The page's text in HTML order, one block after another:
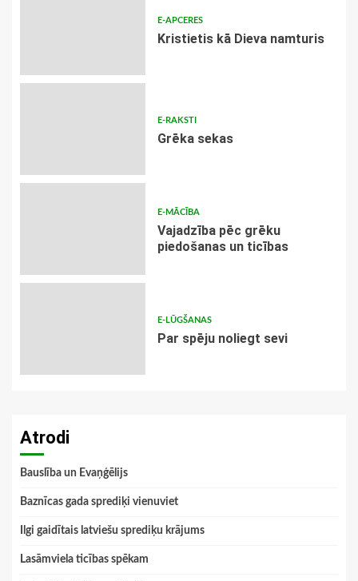
E-APCERES
Kristietis kā Dieva namturis
E-RAKSTI
Grēka sekas
E-MĀCĪBA
Vajadzība pēc grēku
piedošanas un ticības
E-LŪGŠANAS
Par spēju noliegt sevi
Atrodi
Bauslība un Evaņģēlijs
Baznīcas gada sprediķi vienuviet
Ilgi gaidītais latviešu sprediķu krājums
Lasāmviela ticības spēkam